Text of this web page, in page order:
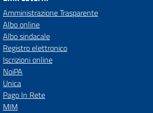
Amministrazione Trasparente
Albo online
Albo sindacale
Registro elettronico
Iscrizioni online
NoiPA
Unica
Pago In Rete
MIM